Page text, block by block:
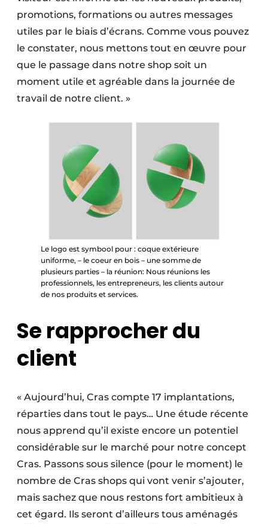
promotions, formations ou autres messages
utiles par le biais d’écrans. Comme vous pouvez
le constater, nous mettons tout en œuvre pour
que le passage dans notre shop soit un
moment utile et agréable dans la journée de
travail de notre client. »
Le logo est symbool pour : coque extérieure
uniforme, – le coeur en bois – une somme de
plusieurs parties – la réunion: Nous réunions les
professionnels, les entrepreneurs, les clients autour
de nos produits et services.
Se rapprocher du
client
« Aujourd’hui, Cras compte 17 implantations,
réparties dans tout le pays… Une étude récente
nous apprend qu’il existe encore un potentiel
considérable sur le marché pour notre concept
Cras. Passons sous silence (pour le moment) le
nombre de Cras shops qui vont venir s’ajouter,
mais sachez que nous restons fort ambitieux à
cet égard. Ils seront d’ailleurs tous aménagés